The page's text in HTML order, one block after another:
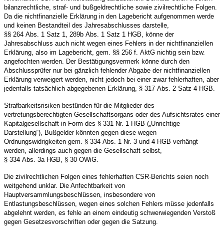
bilanzrechtliche, straf- und bußgeldrechtliche sowie zivilrechtliche Folgen.
Da die nichtfinanzielle Erklärung in den Lagebericht aufgenommen werde
und keinen Bestandteil des Jahresabschlusses darstelle,
§§ 264 Abs. 1 Satz 1, 289b Abs. 1 Satz 1 HGB, könne der
Jahresabschluss auch nicht wegen eines Fehlers in der nichtfinanziellen
Erklärung, also im Lagebericht, gem. §§ 256 f. AktG nichtig sein bzw.
angefochten werden. Der Bestätigungsvermerk könne durch den
Abschlussprüfer nur bei gänzlich fehlender Abgabe der nichtfinanziellen
Erklärung verweigert werden, nicht jedoch bei einer zwar fehlerhaften, aber
jedenfalls tatsächlich abgegebenen Erklärung, § 317 Abs. 2 Satz 4 HGB.
Strafbarkeitsrisiken bestünden für die Mitglieder des
vertretungsberechtigten Gesellschaftsorgans oder des Aufsichtsrates einer
Kapitalgesellschaft in Form des § 331 Nr. 1 HGB („Unrichtige
Darstellung“), Bußgelder könnten gegen diese wegen
Ordnungswidrigkeiten gem. § 334 Abs. 1 Nr. 3 und 4 HGB verhängt
werden, allerdings auch gegen die Gesellschaft selbst,
§ 334 Abs. 3a HGB, § 30 OWiG.
Die zivilrechtlichen Folgen eines fehlerhaften CSR-Berichts seien noch
weitgehend unklar. Die Anfechtbarkeit von
Hauptversammlungsbeschlüssen, insbesondere von
Entlastungsbeschlüssen, wegen eines solchen Fehlers müsse jedenfalls
abgelehnt werden, es fehle an einem eindeutig schwerwiegenden Verstoß
gegen Gesetzesvorschriften oder gegen die Satzung.